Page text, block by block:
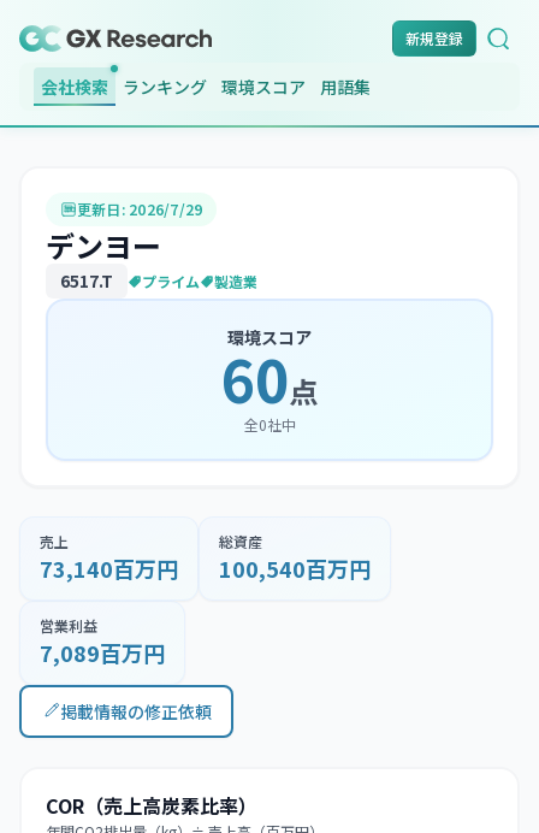
新規登録
会社検索 ランキング 環境スコア 用語集
更新日: 2026/7/29
デンヨー
6517.T プライム 製造業
環境スコア
60点
全0社中
売上
73,140百万円
総資産
100,540百万円
営業利益
7,089百万円
掲載情報の修正依頼
COR（売上高炭素比率）